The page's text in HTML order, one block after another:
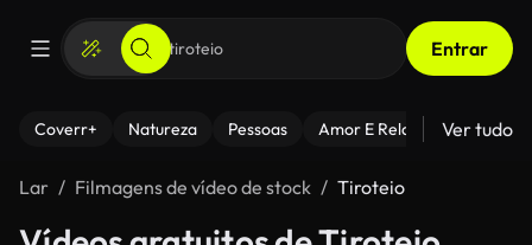
Entrar
Coverr+ Natureza Pessoas Amor E Relacionamentos
Ver tudo
Lar Filmagens de vídeo de stock Tiroteio